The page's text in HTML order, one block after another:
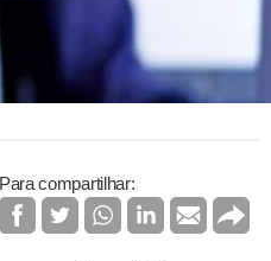
Para compartilhar: